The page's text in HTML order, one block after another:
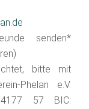
senden*
bitte mit
Phelan e.V.
57 BIC: